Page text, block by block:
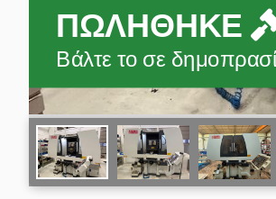
ΠΩΛΉΘΗΚΕ
Βάλτε το σε